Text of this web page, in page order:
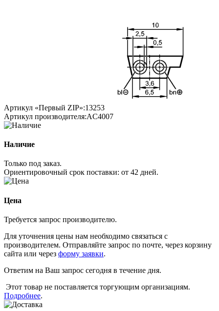
Артикул «Первый ZIP»:13253
Артикул производителя:AC4007
Наличие
Только под заказ.
Ориентировочный срок поставки: от 42 дней.
Цена
Требуется запрос производителю.
Для уточнения цены нам необходимо связаться с
производителем. Отправляйте запрос по почте, через корзину
сайта или через форму заявки.
Ответим на Ваш запрос сегодня в течение дня.
Этот товар не поставляется торгующим организациям.
Подробнее.